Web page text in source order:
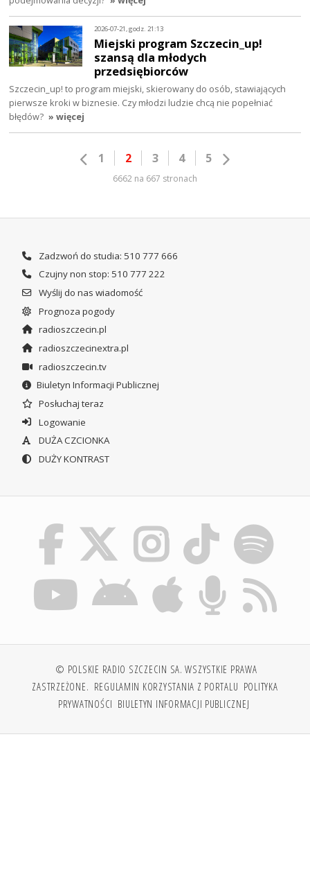
2026-07-21, godz. 21:13
Miejski program Szczecin_up!
szansą dla młodych
przedsiębiorców
Szczecin_up! to program miejski, skierowany do osób, stawiających
pierwsze kroki w biznesie. Czy młodzi ludzie chcą nie popełniać
błędów? » więcej
1 2 3 4 5
6662 na 667 stronach
Zadzwoń do studia: 510 777 666
Czujny non stop: 510 777 222
Wyślij do nas wiadomość
Prognoza pogody
radioszczecin.pl
radioszczecinextra.pl
radioszczecin.tv
Biuletyn Informacji Publicznej
Posłuchaj teraz
Logowanie
DUŻA CZCIONKA
DUŻY KONTRAST
© POLSKIE RADIO SZCZECIN SA. WSZYSTKIE PRAWA
ZASTRZEŻONE. REGULAMIN KORZYSTANIA Z PORTALU POLITYKA
PRYWATNOŚCI BIULETYN INFORMACJI PUBLICZNEJ